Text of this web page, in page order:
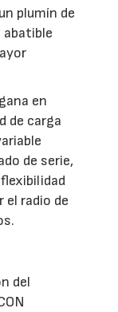
plumín de
en
de carga
de serie,
el radio de
del